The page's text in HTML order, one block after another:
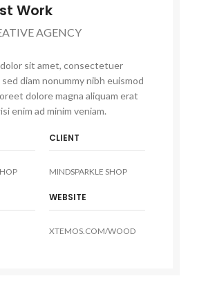
Work
AGENCY
sit amet, consectetuer
diam nonummy nibh euismod
dolore magna aliquam erat
enim ad minim veniam.
CLIENT
MINDSPARKLE SHOP
WEBSITE
XTEMOS.COM/WOOD